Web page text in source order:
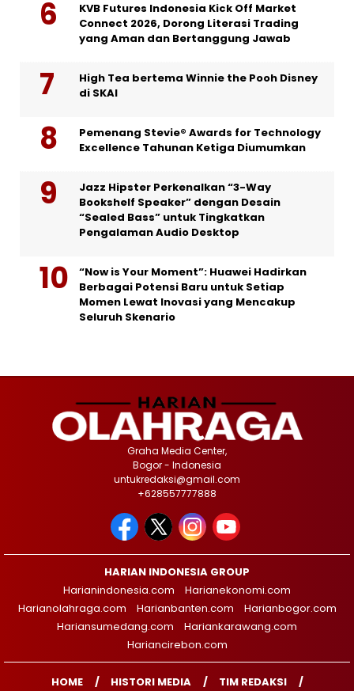
KVB Futures Indonesia Kick Off Market
Connect 2026, Dorong Literasi Trading
yang Aman dan Bertanggung Jawab
High Tea bertema Winnie the Pooh Disney
di SKAI
Pemenang Stevie® Awards for Technology
Excellence Tahunan Ketiga Diumumkan
Jazz Hipster Perkenalkan “3-Way
Bookshelf Speaker” dengan Desain
“Sealed Bass” untuk Tingkatkan
Pengalaman Audio Desktop
“Now is Your Moment”: Huawei Hadirkan
Berbagai Potensi Baru untuk Setiap
Momen Lewat Inovasi yang Mencakup
Seluruh Skenario
Graha Media Center,
Bogor - Indonesia
untukredaksi@gmail.com
+628557777888
HARIAN INDONESIA GROUP
Harianindonesia.com
Harianekonomi.com
Harianolahraga.com
Harianbanten.com
Harianbogor.com
Hariansumedang.com
Hariankarawang.com
Hariancirebon.com
HOME HISTORI MEDIA TIM REDAKSI